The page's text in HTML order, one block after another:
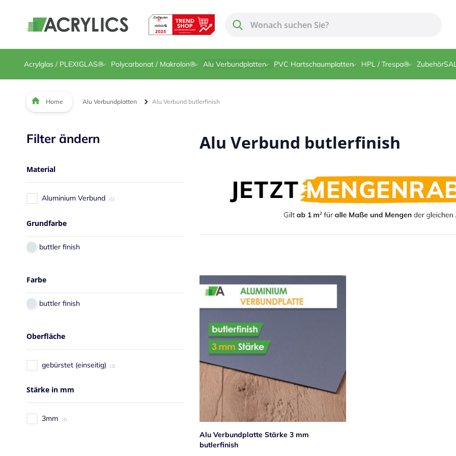
Acrylglas / PLEXIGLAS® Polycarbonat / Makrolon® Alu Verbundplatten PVC Hartschaumplatten HPL / Trespa® Zubehör
Home Alu Verbundplatten Alu Verbund butlerfinish
Filter ändern
Material
Aluminium Verbund 1
Grundfarbe
buttler finish
Farbe
buttler finish
Oberfläche
gebürstet (einseitig) 1
Stärke in mm
3mm 1
Alu Verbund butlerfinish
Alu Verbundplatte Stärke 3 mm
butlerfinish